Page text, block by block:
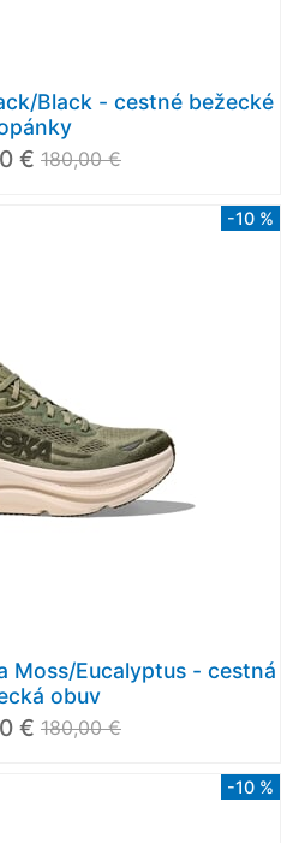
Black - cestné bežecké
€ 180,00 €
-10 %
Moss/Eucalyptus - cestná
obuv
€ 180,00 €
-10 %